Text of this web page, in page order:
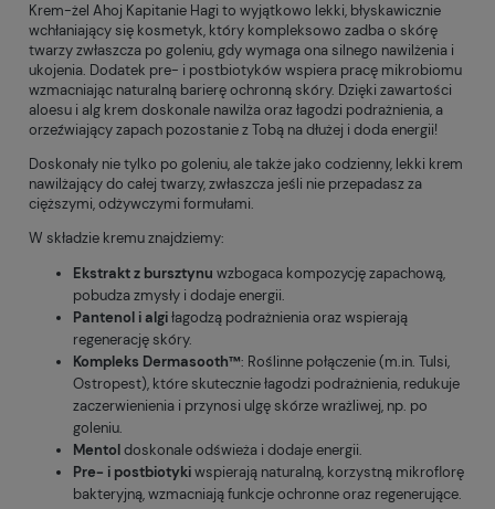
Krem-żel Ahoj Kapitanie Hagi to wyjątkowo lekki, błyskawicznie
wchłaniający się kosmetyk, który kompleksowo zadba o skórę
twarzy zwłaszcza po goleniu, gdy wymaga ona silnego nawilżenia i
ukojenia. Dodatek pre- i postbiotykówwspiera pracę mikrobiomu
wzmacniając naturalną barierę ochronną skóry. Dzięki zawartości
aloesu i alg krem doskonale nawilża oraz łagodzi podrażnienia, a
orzeźwiający zapach pozostanie z Tobą na dłużej i doda energii!
Doskonały nie tylko po goleniu, ale także jako codzienny, lekki krem
nawilżający do całej twarzy, zwłaszcza jeśli nie przepadasz za
cięższymi, odżywczymi formułami.
W składzie kremu znajdziemy:
Ekstrakt z bursztynu wzbogaca kompozycję zapachową,
pobudza zmysły i dodaje energii.
Pantenol i algiłagodzą podrażnienia oraz wspierają
regenerację skóry.
Kompleks Dermasooth™: Roślinne połączenie (m.in. Tulsi,
Ostropest), które skutecznie łagodzi podrażnienia, redukuje
zaczerwienienia i przynosi ulgę skórze wrażliwej, np. po
goleniu.
Mentoldoskonale odświeża i dodaje energii.
Pre- i postbiotykiwspierają naturalną, korzystną mikroflorę
bakteryjną, wzmacniają funkcje ochronne oraz regenerujące.